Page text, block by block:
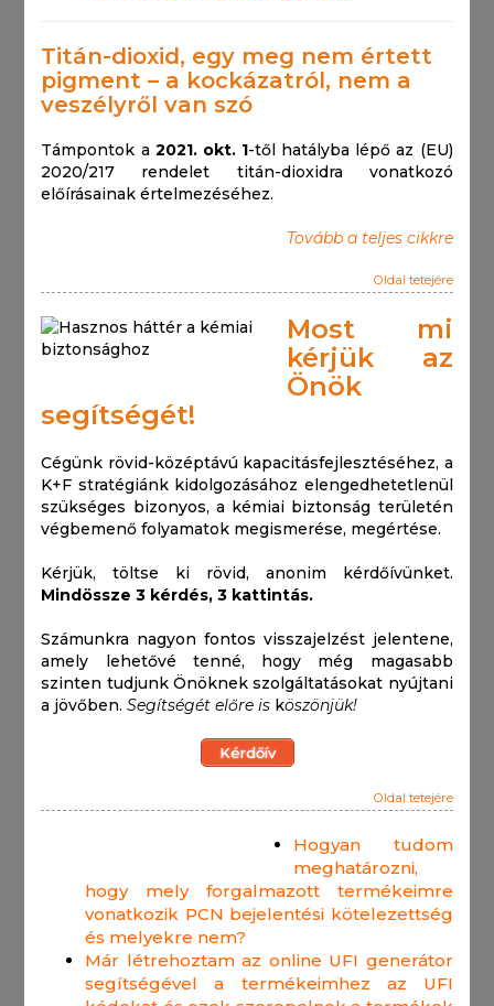
Titán-dioxid, egy meg nem értett
pigment – a kockázatról, nem a
veszélyről van szó
Támpontok a 2021. okt. 1-től hatályba lépő az (EU)
2020/217 rendelet titán-dioxidra vonatkozó
előírásainak értelmezéséhez.
Tovább a teljes cikkre
Oldal tetejére
Most mi
kérjük az
Önök
segítségét!
Cégünk rövid-középtávú kapacitásfejlesztéséhez, a
K+F stratégiánk kidolgozásához elengedhetetlenül
szükséges bizonyos, a kémiai biztonság területén
végbemenő folyamatok megismerése, megértése.
Kérjük, töltse ki rövid, anonim kérdőívünket.
Mindössze 3 kérdés, 3 kattintás.
Számunkra nagyon fontos visszajelzést jelentene,
amely lehetővé tenné, hogy még magasabb
szinten tudjunk Önöknek szolgáltatásokat nyújtani
a jövőben.Segítségét előre is köszönjük!
Kérdőív
Oldal tetejére
Hogyan tudom
meghatározni,
hogy mely forgalmazott termékeimre
vonatkozik PCN bejelentési kötelezettség
és melyekre nem?
Már létrehoztam az online UFI generátor
segítségével a termékeimhez az UFI